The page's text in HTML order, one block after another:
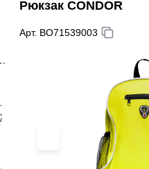
Рюкзак CONDOR
Арт. BO71539003